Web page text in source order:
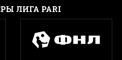
ЛИГА PARI